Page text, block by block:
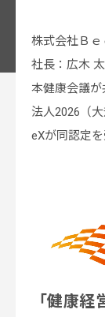
株式会社Ｂ
社長：広木
本健康会議
法人2026（
eXが同認定
「健康